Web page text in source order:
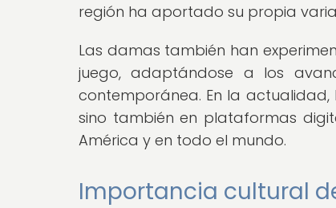
región ha aportado su propia
Las damas también han
juego, adaptándose a los
contemporánea. En la
sino también en plataformas
América y en todo el mundo.
Importancia cultural